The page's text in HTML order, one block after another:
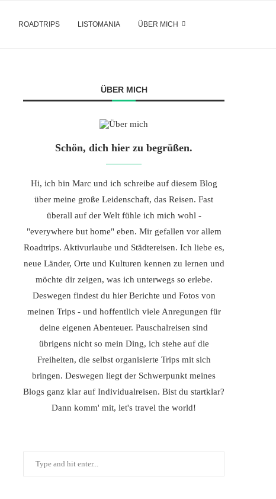
ROADTRIPS LISTOMANIA ÜBER MICH
ÜBER MICH
Schön, dich hier zu begrüßen.
Hi, ich bin Marc und ich schreibe auf diesem Blog
über meine große Leidenschaft, das Reisen. Fast
überall auf der Welt fühle ich mich wohl -
"everywhere but home" eben. Mir gefallen vor allem
Roadtrips. Aktivurlaube und Städtereisen. Ich liebe es,
neue Länder, Orte und Kulturen kennen zu lernen und
möchte dir zeigen, was ich unterwegs so erlebe.
Deswegen findest du hier Berichte und Fotos von
meinen Trips - und hoffentlich viele Anregungen für
deine eigenen Abenteuer. Pauschalreisen sind
übrigens nicht so mein Ding, ich stehe auf die
Freiheiten, die selbst organisierte Trips mit sich
bringen. Deswegen liegt der Schwerpunkt meines
Blogs ganz klar auf Individualreisen. Bist du startklar?
Dann komm' mit, let's travel the world!